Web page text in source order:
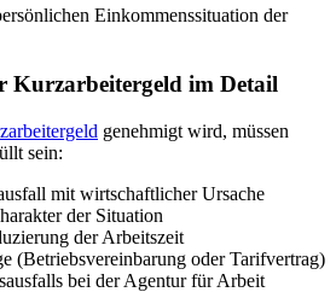
Einkommenssituation der
Kurzarbeitergeld im Detail
genehmigt wird, müssen
sein:
mit wirtschaftlicher Ursache
der Situation
der Arbeitszeit
(Betriebsvereinbarung oder Tarifvertrag)
bei der Agentur für Arbeit